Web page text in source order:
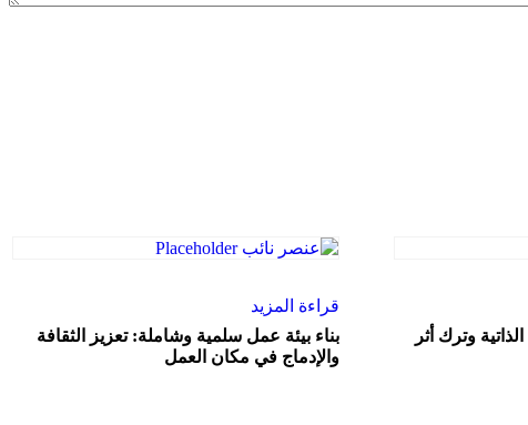
الذاتية وترك أثر
قراءة المزيد
بناء بيئة عمل سلمية وشاملة: تعزيز الثقافة
والإدماج في مكان العمل